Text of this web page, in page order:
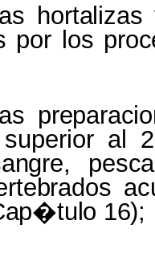
las hortalizas
por los
las
superior al
,
16);